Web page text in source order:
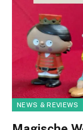
NEWS & REVIEWS